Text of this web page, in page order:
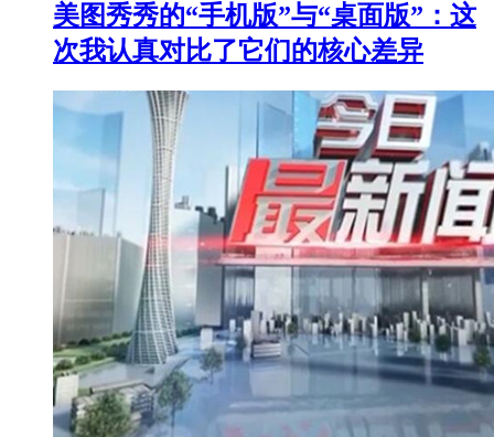
美图秀秀的“手机版”与“桌面版”：这
次我认真对比了它们的核心差异